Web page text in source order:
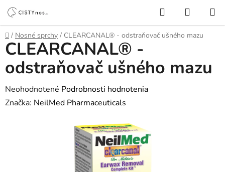
Prejsť
na
obsah
Hľadať
KOŠÍK
Domov
/ Nosné sprchy / CLEARCANAL® - odstraňovač ušného mazu
CLEARCANAL® -
odstraňovač ušného mazu
Priemerné
hodnotenie
Neohodnotené Podrobnosti hodnotenia
Značka: NeilMed Pharmaceuticals